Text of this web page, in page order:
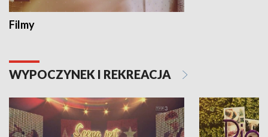
Filmy
WYPOCZYNEK I REKREACJA